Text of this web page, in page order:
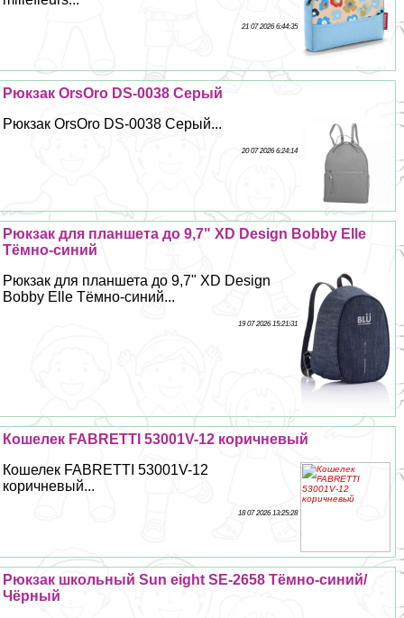
21 07 2026 6:44:35
Рюкзак OrsOro DS-0038 Серый
Рюкзак OrsOro DS-0038 Серый...
20 07 2026 6:24:14
Рюкзак для планшета до 9,7" XD Design Bobby Elle
Тёмно-синий
Рюкзак для планшета до 9,7" XD Design
Bobby Elle Тёмно-синий...
19 07 2026 15:21:31
Кошелек FABRETTI 53001V-12 коричневый
Кошелек FABRETTI 53001V-12
коричневый...
18 07 2026 13:25:28
Рюкзак школьный Sun eight SE-2658 Тёмно-синий/
Чёрный